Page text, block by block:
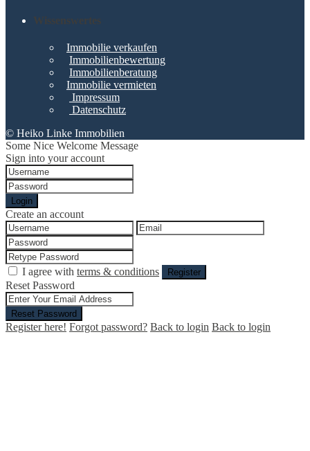
Wissenswertes
Immobilie verkaufen
Immobilienbewertung
Immobilienberatung
Immobilie vermieten
Impressum
Datenschutz
© Heiko Linke Immobilien
Some Nice Welcome Message
Sign into your account
Login
Create an account
I agree with terms & conditions Register
Reset Password
Reset Password
Register here! Forgot password? Back to login Back to login